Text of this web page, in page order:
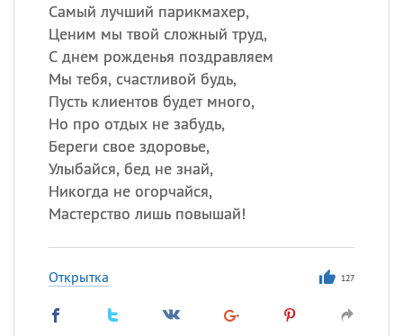
Самый лучший парикмахер,
Ценим мы твой сложный труд,
С днем рожденья поздравляем
Мы тебя, счастливой будь,
Пусть клиентов будет много,
Но про отдых не забудь,
Береги свое здоровье,
Улыбайся, бед не знай,
Никогда не огорчайся,
Мастерство лишь повышай!
Открытка 127